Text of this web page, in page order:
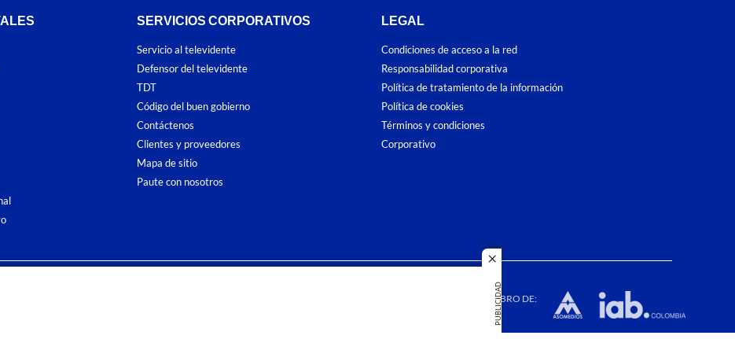
close
PUBLICIDAD
SERVICIOS CORPORATIVOS
Servicio al televidente
Defensor del televidente
TDT
Código del buen gobierno
Contáctenos
Clientes y proveedores
Mapa de sitio
Paute con nosotros
LEGAL
Condiciones de acceso a la red
Responsabilidad corporativa
Política de tratamiento de la información
Política de cookies
Términos y condiciones
Corporativo
así como su traducción a cualquier idioma sin autorización escrita de su titular. Reproduction in
All rights reserved 2025.
MIEMBRO DE: